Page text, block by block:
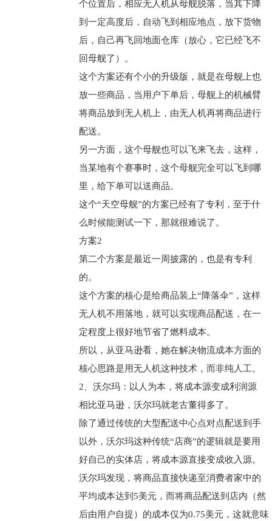
个位置后，相应无人机从母舰脱落，当其下降
到一定高度后，自动飞到相应地点，放下货物
后，自己再飞回地面仓库（放心，它已经飞不
回母舰了）。
这个方案还有个小的升级版，就是在母舰上也
放一些商品，当用户下单后，母舰上的机械臂
将商品放到无人机上，由无人机再将商品进行
配送。
另一方面，这个母舰也可以飞来飞去，这样，
当某地有个赛事时，这个母舰完全可以飞到哪
里，给下单可以送商品。
这个“天空母舰”的方案已经有了专利，至于什
么时候能测试一下，那就很难说了。
方案2
第二个方案是最近一周披露的，也是有专利
的。
这个方案的核心是给商品装上“降落伞”，这样
无人机不用落地，就可以实现商品配送，在一
定程度上很好地节省了燃料成本。
所以，从亚马逊看，她在解决物流成本方面的
核心思路是用无人机这种技术，而非纯人工。
2、沃尔玛：以人为本，将成本源变成利润源
相比亚马逊，沃尔玛就老古董得多了。
除了通过传统的大型配送中心点对点配送到手
以外，沃尔玛这种传统“店商”的逻辑就是要用
好自己的实体店，将成本源直接变成收入源。
沃尔玛发现，将商品直接快递至消费者家中的
平均成本达到5美元，而将商品配送到店内（然
后由用户自提）的成本仅为0.75美元，这就意味